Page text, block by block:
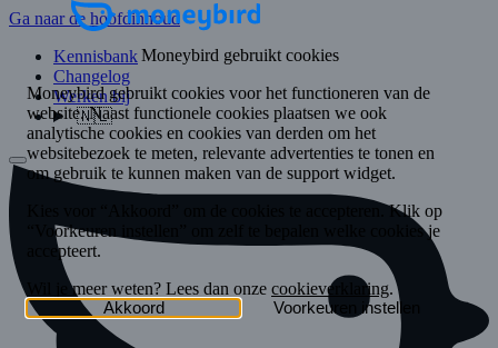
Ga naar de hoofdinhoud
Kennisbank
Changelog
Werken bij
🇳🇱